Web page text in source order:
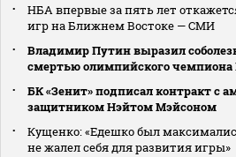
НБА впервые за пять лет
игр на Ближнем Востоке — СМИ
Владимир Путин выразил
смертью олимпийского
БК «Зенит» подписал контракт с
защитником Нэйтом Мэйсоном
Кущенко: «Едешко был
не жалел себя для развития игры»